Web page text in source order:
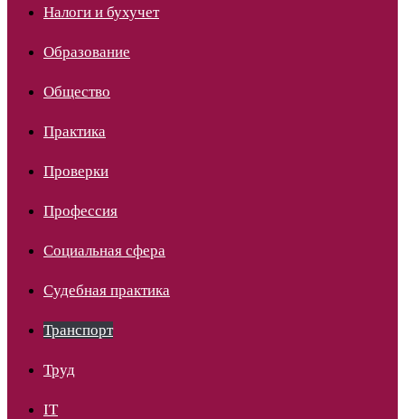
Налоги и бухучет
Образование
Общество
Практика
Проверки
Профессия
Социальная сфера
Судебная практика
Транспорт
Труд
IT